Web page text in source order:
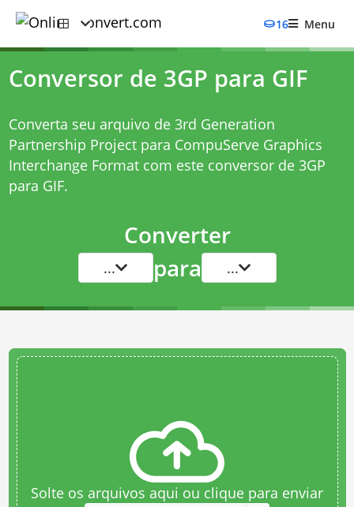
16 Menu
Conversor de 3GP para GIF
Converta seu arquivo de 3rd Generation
Partnership Project para CompuServe Graphics
Interchange Format com este conversor de 3GP
para GIF.
Converter
... para ...
Solte os arquivos aqui ou clique para enviar